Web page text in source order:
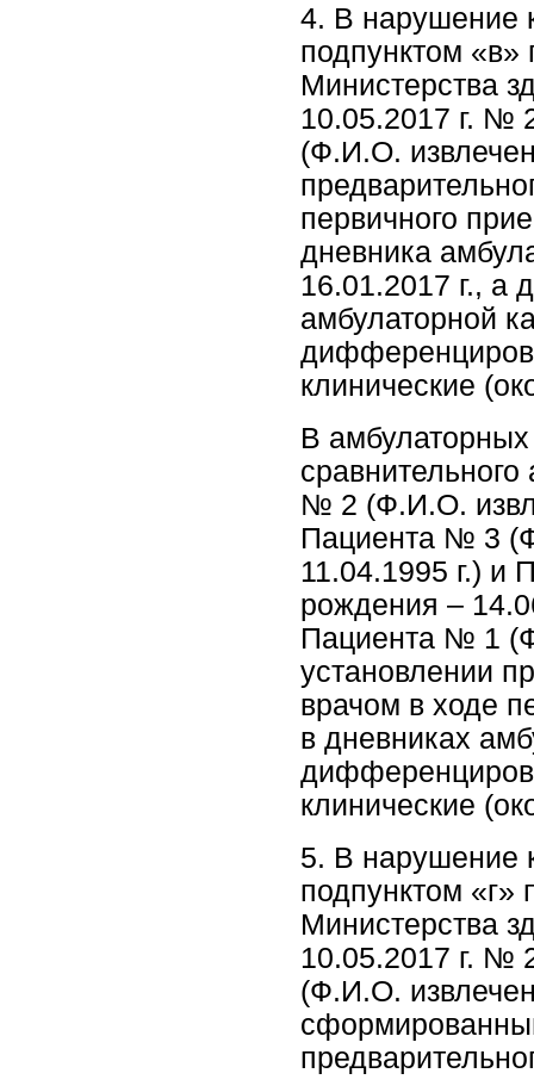
4. В нарушение
подпунктом
Министерства
10.05.2017 г. №
(Ф.И.О.
первичного
дневника
16.01.2017 г., а
амбулаторной
клинические
В
№ 2 (Ф.И.О.
Пациента № 3
11.04.1995 г.)
рождения –
Пациента № 1
установлении
врачом в ходе
в дневниках
клинические
5. В нарушение
подпунктом «г»
Министерства
10.05.2017 г. №
(Ф.И.О.